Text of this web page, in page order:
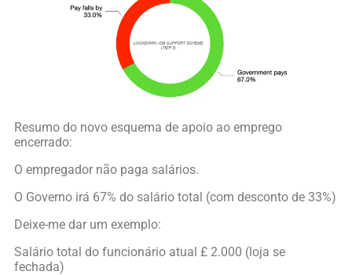
Resumo do novo esquema de apoio ao emprego
encerrado:
O empregador não paga salários.
O Governo irá 67% do salário total (com desconto de 33%)
Deixe-me dar um exemplo:
Salário total do funcionário atual £ 2.000 (loja se
fechada)